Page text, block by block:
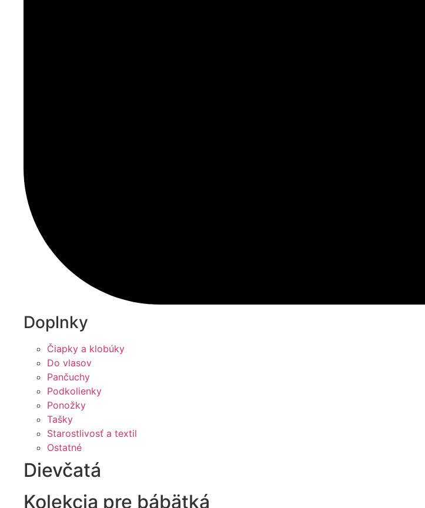
Doplnky
Čiapky a klobúky
Do vlasov
Pančuchy
Podkolienky
Ponožky
Tašky
Starostlivosť a textil
Ostatné
Dievčatá
Kolekcia pre bábätká